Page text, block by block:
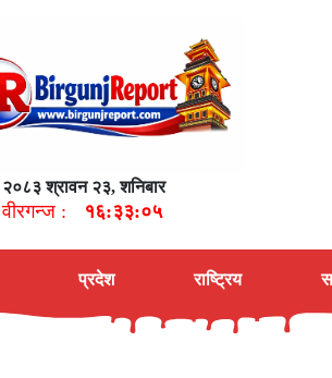
२०८३ श्रावन २३, शनिबार
वीरगन्ज : १६:३३:०६
प्रदेश राष्ट्रिय